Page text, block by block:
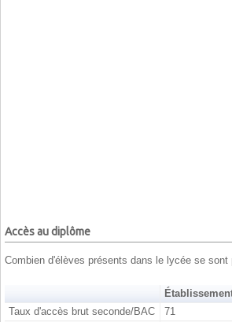
Accès au diplôme
Combien d'élèves présents dans le lycée se sont
Taux d'accès brut seconde/BAC
71